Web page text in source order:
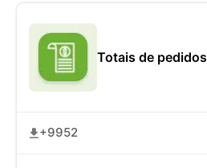
Totais de pedidos
+9952